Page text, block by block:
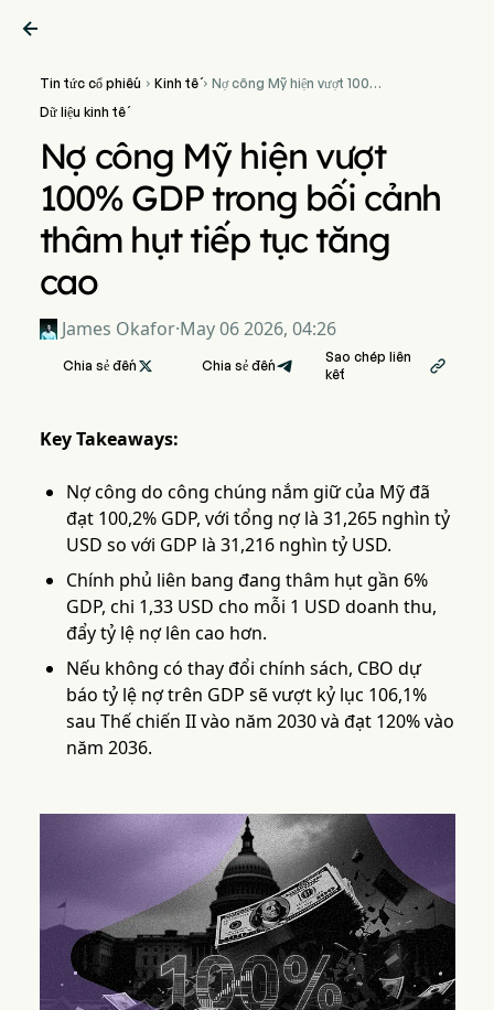

Tin tức cổ phiếu  Kinh tế Nợ công Mỹ hiện vượt 100%
Dữ liệu kinh tế
Nợ công Mỹ hiện vượt
100% GDP trong bối cảnh
thâm hụt tiếp tục tăng
cao
James Okafor·May 06 2026, 04:26
Chia sẻ đến  Chia sẻ đến
Sao chép liên
kết

Key Takeaways:
Nợ công do công chúng nắm giữ của Mỹ đã
đạt 100,2% GDP, với tổng nợ là 31,265 nghìn tỷ
USD so với GDP là 31,216 nghìn tỷ USD.
Chính phủ liên bang đang thâm hụt gần 6%
GDP, chi 1,33 USD cho mỗi 1 USD doanh thu,
đẩy tỷ lệ nợ lên cao hơn.
Nếu không có thay đổi chính sách, CBO dự
báo tỷ lệ nợ trên GDP sẽ vượt kỷ lục 106,1%
sau Thế chiến II vào năm 2030 và đạt 120% vào
năm 2036.